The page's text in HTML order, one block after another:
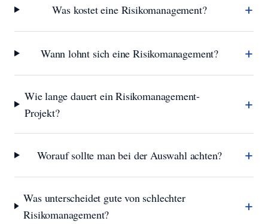
Was kostet eine Risikomanagement? +
Wann lohnt sich eine Risikomanagement? +
Wie lange dauert ein Risikomanagement-
Projekt?
+
Worauf sollte man bei der Auswahl achten? +
Was unterscheidet gute von schlechter
Risikomanagement?
+